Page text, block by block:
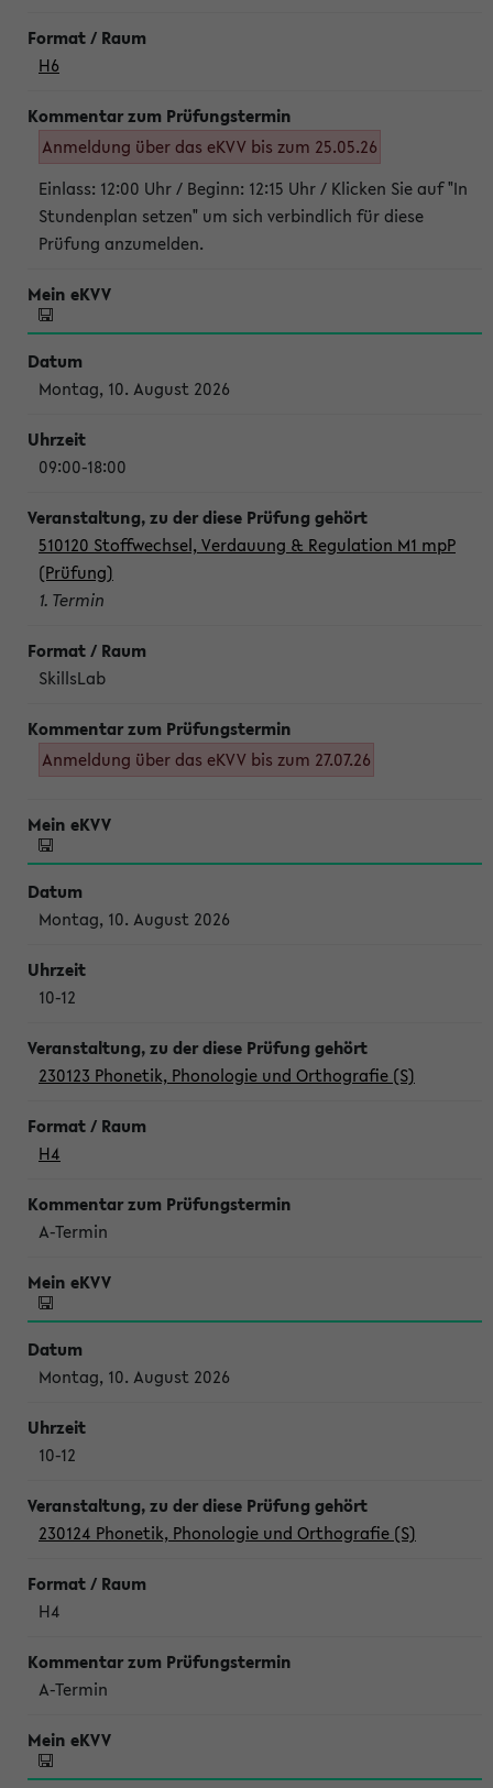
H6
Anmeldung über das eKVV bis zum 25.05.26
Einlass: 12:00 Uhr / Beginn: 12:15 Uhr / Klicken Sie auf "In
Stundenplan setzen" um sich verbindlich für diese
Prüfung anzumelden.
Montag, 10. August 2026
09:00-18:00
510120 Stoffwechsel, Verdauung & Regulation M1 mpP
(Prüfung)
1. Termin
SkillsLab
Anmeldung über das eKVV bis zum 27.07.26
Montag, 10. August 2026
10-12
230123 Phonetik, Phonologie und Orthografie (S)
H4
A-Termin
Montag, 10. August 2026
10-12
230124 Phonetik, Phonologie und Orthografie (S)
H4
A-Termin